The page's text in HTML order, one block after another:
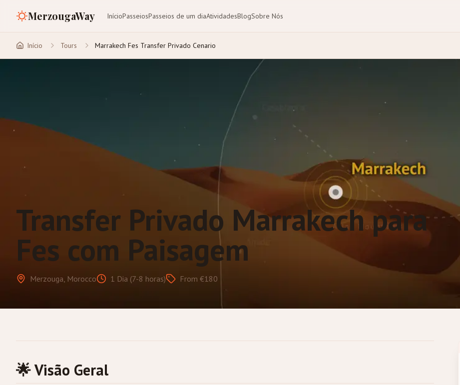
MerzougaWay InícioPasseiosPasseios de um diaAtividadesBlogSobre Nós
Início Tours Marrakech Fes Transfer Privado Cenario
Transfer Privado Marrakech para
Fes com Paisagem
Merzouga, Morocco 1 Dia (7-8 horas) From €180
🌟 Visão Geral